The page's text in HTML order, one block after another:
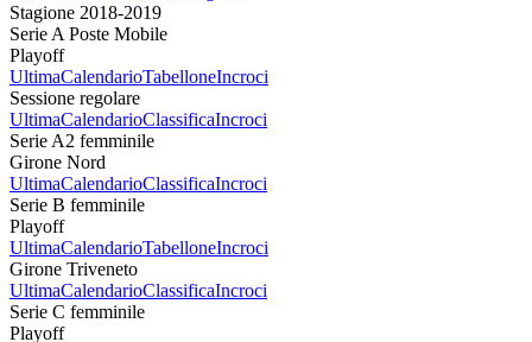
Stagione 2018-2019
Serie A Poste Mobile
Playoff
UltimaCalendarioTabelloneIncroci
Sessione regolare
UltimaCalendarioClassificaIncroci
Serie A2 femminile
Girone Nord
UltimaCalendarioClassificaIncroci
Serie B femminile
Playoff
UltimaCalendarioTabelloneIncroci
Girone Triveneto
UltimaCalendarioClassificaIncroci
Serie C femminile
Playoff